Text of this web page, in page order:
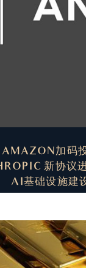
AMAZON加码
新协议
AI基础设施建